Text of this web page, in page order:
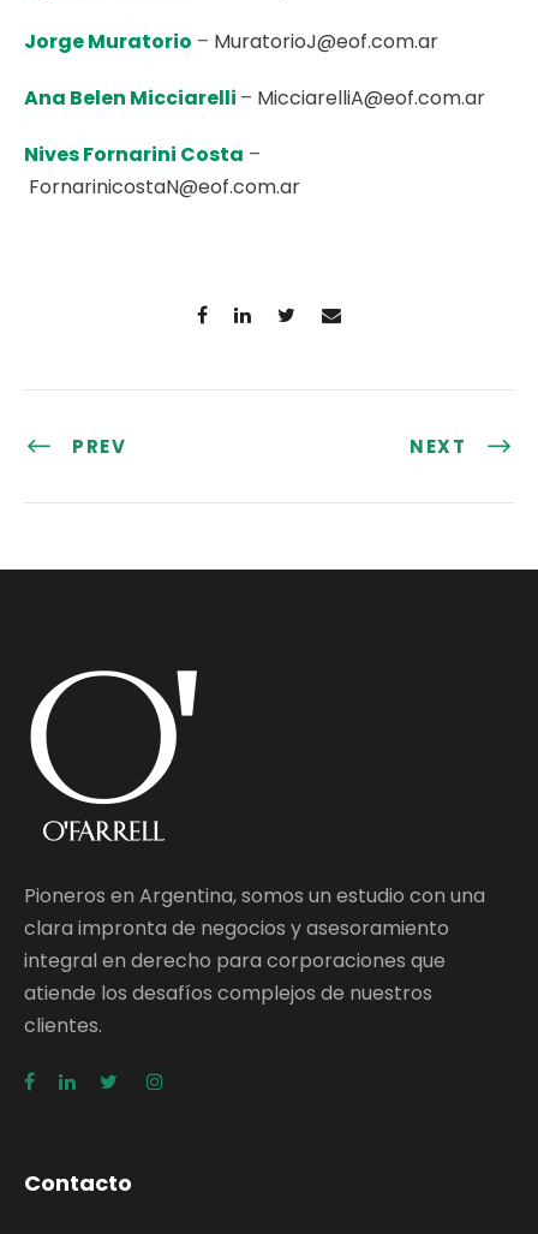
Jorge Muratorio – MuratorioJ@eof.com.ar
Ana Belen Micciarelli – MicciarelliA@eof.com.ar
Nives Fornarini Costa –
FornarinicostaN@eof.com.ar
PREV NEXT
Pioneros en Argentina, somos un estudio con una
clara impronta de negocios y asesoramiento
integral en derecho para corporaciones que
atiende los desafíos complejos de nuestros
clientes.
Contacto